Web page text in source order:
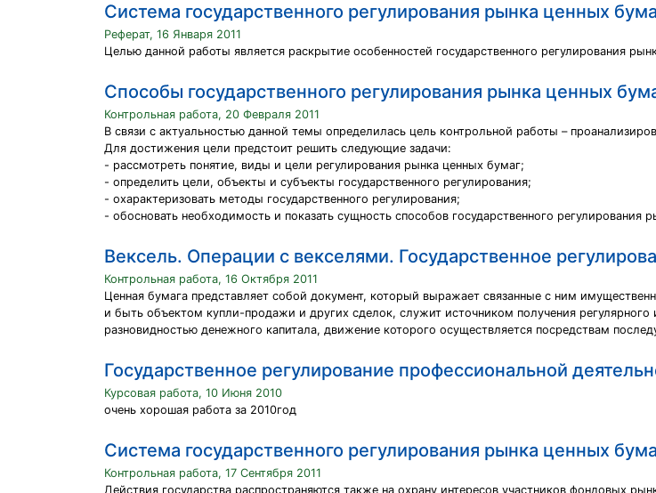
Система государственного регулирования рынка ценных
Реферат, 16 Января 2011
Целью данной работы является раскрытие особенностей государственного регулирования
Способы государственного регулирования рынка ценных
Контрольная работа, 20 Февраля 2011
В связи с актуальностью данной темы определилась цель контрольной работы –
Для достижения цели предстоит решить следующие задачи:
- рассмотреть понятие, виды и цели регулирования рынка ценных бумаг;
- определить цели, объекты и субъекты государственного регулирования;
- охарактеризовать методы государственного регулирования;
- обосновать необходимость и показать сущность способов государственного регулирования
Вексель. Операции с векселями. Государственное
Контрольная работа, 16 Октября 2011
Ценная бумага представляет собой документ, который выражает связанные с ним
и быть объектом купли-продажи и других сделок, служит источником получения
разновидностью денежного капитала, движение которого осуществляется посредствам
Государственное регулирование профессиональной
Курсовая работа, 10 Июня 2010
очень хорошая работа за 2010год
Система государственного регулирования рынка ценных
Контрольная работа, 17 Сентября 2011
Действия государства распространяются также на охрану интересов участников фондовых